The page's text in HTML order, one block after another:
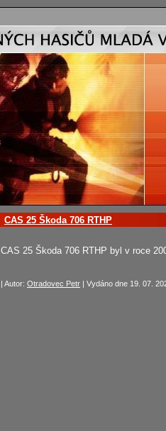
CAS 25 Škoda 706 RTHP
CAS 25 Škoda 706 RTHP byl v roce
| Autor: Otradovec Petr | Vydáno dne 19. 07.